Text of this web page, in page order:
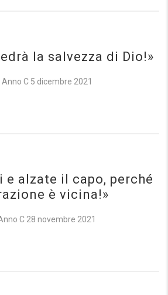
la salvezza di Dio!»
Anno C 5 dicembre 2021
e alzate il capo, perché
è vicina!»
C 28 novembre 2021